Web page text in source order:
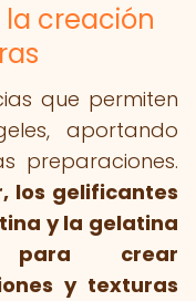
creación
que permiten
aportando
preparaciones.
los gelificantes
y la gelatina
para crear
y texturas